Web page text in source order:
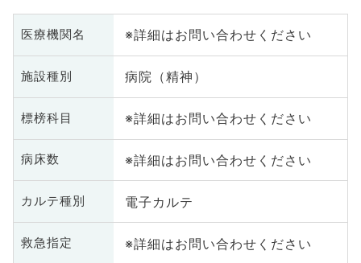
医療機関名 ※詳細はお問い合わせください
施設種別 病院（精神）
標榜科目 ※詳細はお問い合わせください
病床数 ※詳細はお問い合わせください
カルテ種別 電子カルテ
救急指定 ※詳細はお問い合わせください